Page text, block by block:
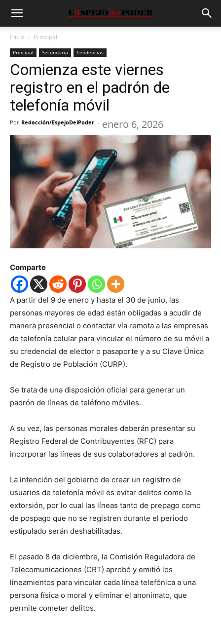
Inicio Principal
Principal Secundaria Tendencias
Comienza este viernes
registro en el padrón de
telefonía móvil
Por Redacción/EspejoDelPoder - enero 6, 2026
Comparte
A partir del 9 de enero y hasta el 30 de junio, las
personas mayores de edad están obligadas a acudir de
manera presencial o contactar vía remota a las empresas
de telefonía celular para vincular el número de su móvil a
su credencial de elector o pasaporte y a su Clave Única
de Registro de Población (CURP).
Se trata de una disposición oficial para generar un
padrón de líneas de teléfono móviles.
A su vez, las personas morales deberán presentar su
Registro Federal de Contribuyentes (RFC) para
incorporar las líneas de sus colaboradores al padrón.
La intención del gobierno de crear un registro de
usuarios de telefonía móvil es evitar delitos como la
extorsión, por lo cual las líneas tanto de prepago como
de pospago que no se registren durante el periodo
estipulado serán deshabilitadas.
El pasado 8 de diciembre, la Comisión Reguladora de
Telecomunicaciones (CRT) aprobó y emitió los
lineamientos para vincular cada línea telefónica a una
persona física o moral y eliminar el anonimato, que
permite cometer delitos.